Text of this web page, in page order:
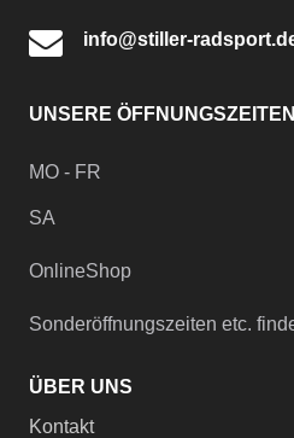
info@stiller-
UNSERE ÖFFNUNGSZEITEN
MO - FR
SA
OnlineShop
Sonderöffnungszeiten etc.
ÜBER UNS
Kontakt